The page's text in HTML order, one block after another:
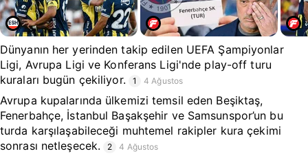
Dünyanın her yerinden takip edilen UEFA Şampiyonlar
Ligi, Avrupa Ligi ve Konferans Ligi'nde play-off turu
kuraları bugün çekiliyor.
1 4 Ağustos
Avrupa kupalarında ülkemizi temsil eden Beşiktaş,
Fenerbahçe, İstanbul Başakşehir ve Samsunspor’un bu
turda karşılaşabileceği muhtemel rakipler kura çekimi
sonrası netleşecek.
2 4 Ağustos